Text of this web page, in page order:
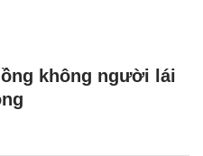
không người lái